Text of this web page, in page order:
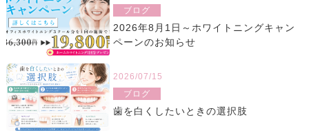
ブログ
2026年8月1日～ホワイトニングキャン
ペーンのお知らせ
2026/07/15
ブログ
歯を白くしたいときの選択肢